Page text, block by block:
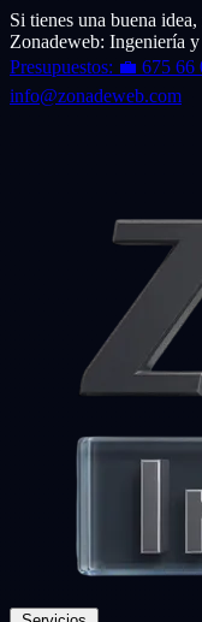
Si tienes una buena
Zonadeweb: Ingeniería
Presupuestos: 💼 675 66
info@zonadeweb.com